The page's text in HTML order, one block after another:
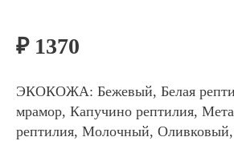
₽ 1370
ЭКОКОЖА: Бежевый, Белая
мрамор, Капучино рептилия,
рептилия, Молочный,